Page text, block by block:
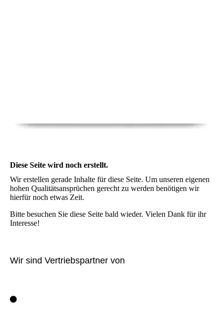
Diese Seite wird noch erstellt.
Wir erstellen gerade Inhalte für diese Seite. Um unseren eigenen
hohen Qualitätsansprüchen gerecht zu werden benötigen wir
hierfür noch etwas Zeit.
Bitte besuchen Sie diese Seite bald wieder. Vielen Dank für ihr
Interesse!
Wir sind Vertriebspartner von